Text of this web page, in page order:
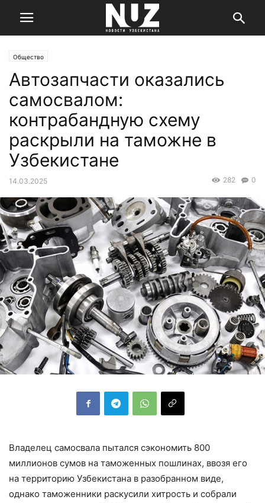
Общество
Автозапчасти оказались
самосвалом:
контрабандную схему
раскрыли на таможне в
Узбекистане
14.03.2025 0
282
Владелец самосвала пытался сэкономить 800
миллионов сумов на таможенных пошлинах, ввозя его
на территорию Узбекистана в разобранном виде,
однако таможенники раскусили хитрость и собрали